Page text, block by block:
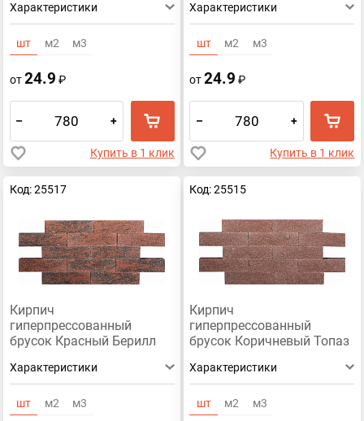
СПК
Характеристики
шт м2 м3
от24.9 ₽
– +
Купить в 1 клик
СПК
Характеристики
шт м2 м3
от24.9 ₽
– +
Купить в 1 клик
Код: 25517
Кирпич
гиперпрессованный
брусок Красный Берилл
СПК
Характеристики
шт м2 м3
Код: 25515
Кирпич
гиперпрессованный
брусок Коричневый Топаз
СПК
Характеристики
шт м2 м3